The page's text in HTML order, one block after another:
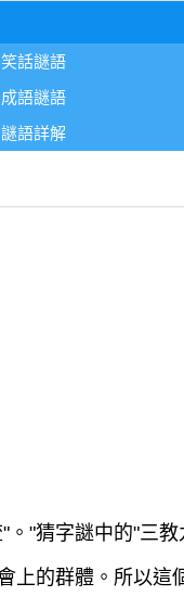
笑話謎語
成語謎語
謎語詳解
。"猜字謎中的"三
上的群體。所以這